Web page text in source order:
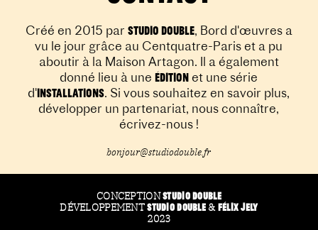
Créé en 2015 par Studio Double, Bord d'œuvres a
vu le jour grâce au Centquatre-Paris et a pu
aboutir à la Maison Artagon. Il a également
donné lieu à uneédition et une série
d'installations. Si vous souhaitez en savoir plus,
développer un partenariat, nous connaître,
écrivez-nous !
bonjour@studiodouble.fr
CONCEPTIONStudio Double
DÉVELOPPEMENTStudio Double &Félix Jely
2023